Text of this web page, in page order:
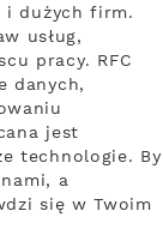
i dużych firm.
usług,
pracy. RFC
danych,
jest
technologie. By
a
się w Twoim